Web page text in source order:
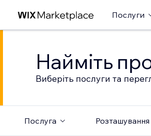
Послуги
Найміть
Виберіть послуги та
Послуга